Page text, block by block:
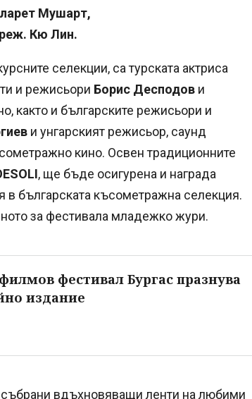
Мушарт,
реж. Кю Лин.
селекции, са турската актриса
и режисьори Борис Десподов и
както и българските режисьори и
и унгарският режисьор, саунд
кино. Освен традиционните
, ще бъде осигурена и награда
в българската късометражна селекция.
за фестивала младежко жури.
фестивал Бургас празнува
издание
събрани вдъхновяващи ленти на любими